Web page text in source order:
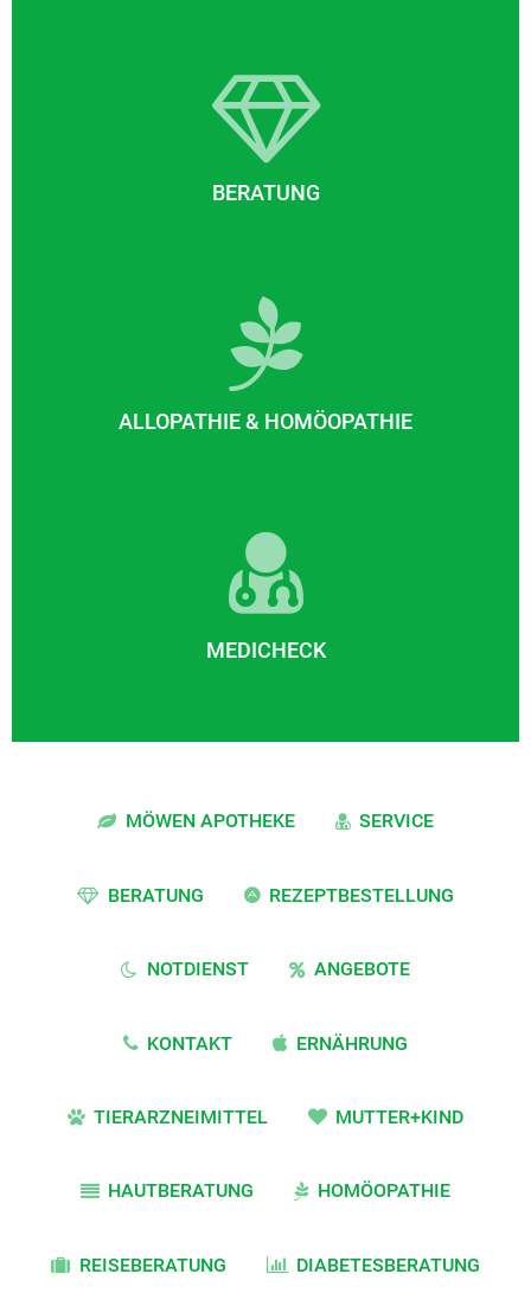
BERATUNG
ALLOPATHIE & HOMÖOPATHIE
MEDICHECK
MÖWEN APOTHEKE SERVICE
BERATUNG REZEPTBESTELLUNG
NOTDIENST ANGEBOTE
KONTAKT ERNÄHRUNG
TIERARZNEIMITTEL MUTTER+KIND
HAUTBERATUNG HOMÖOPATHIE
REISEBERATUNG DIABETESBERATUNG